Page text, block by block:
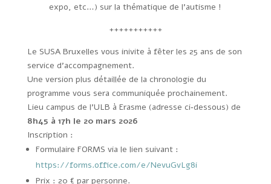
expo, etc…) sur la thématique de l’autisme !
+++++++++++
Le SUSA Bruxelles vous inivite à fêter les 25 ans de son
service d’accompagnement.
Une version plus détaillée de la chronologie du
programme vous sera communiquée prochainement.
Lieu campus de l’ULB à Erasme (adresse ci‑dessous) de
8h45 à 17h le 20 mars 2026
Inscription :
Formulaire FORMS via le lien suivant :
https://forms.office.com/e/NevuGvLg8i
Prix : 20 € par personne.